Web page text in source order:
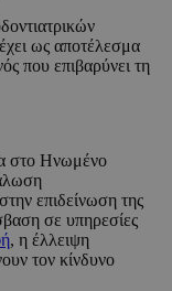
ως αποτέλεσμα
που επιβαρύνει τη
στο Ηνωμένο
επιδείνωση της
σε υπηρεσίες
, η έλλειψη
τον κίνδυνο